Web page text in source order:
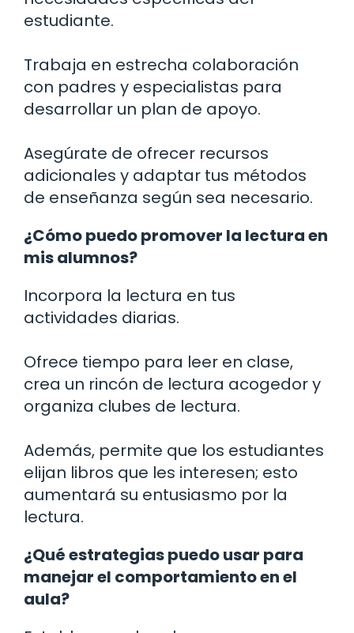
estudiante.
Trabaja en estrecha colaboración
con padres y especialistas para
desarrollar un plan de apoyo.
Asegúrate de ofrecer recursos
adicionales y adaptar tus métodos
de enseñanza según sea necesario.
¿Cómo puedo promover la lectura en
mis alumnos?
Incorpora la lectura en tus
actividades diarias.
Ofrece tiempo para leer en clase,
crea un rincón de lectura acogedor y
organiza clubes de lectura.
Además, permite que los estudiantes
elijan libros que les interesen; esto
aumentará su entusiasmo por la
lectura.
¿Qué estrategias puedo usar para
manejar el comportamiento en el
aula?